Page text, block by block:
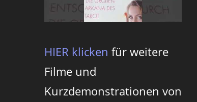
HIER klicken für weitere
Filme und
Kurzdemonstrationen von